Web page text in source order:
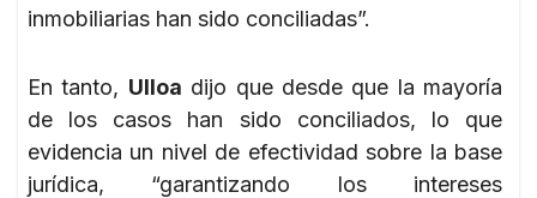
inmobiliarias han sido conciliadas”.
En tanto, Ulloa dijo que desde que la mayoría
de los casos han sido conciliados, lo que
evidencia un nivel de efectividad sobre la base
jurídica, “garantizando los intereses